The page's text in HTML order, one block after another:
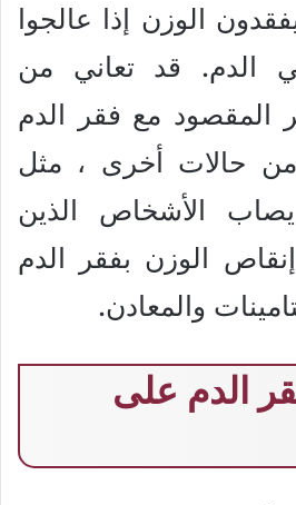
الوزن إذا عالجوا
الدم. قد تعاني من
المقصود مع فقر الدم
من حالات أخرى ، مثل
الأشخاص الذين
الوزن بفقر الدم
والمعادن.
الدم على